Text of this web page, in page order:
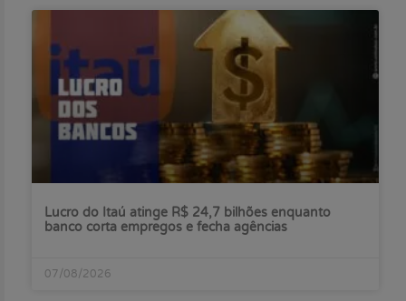
Lucro do Itaú atinge R$ 24,7 bilhões enquanto
banco corta empregos e fecha agências
07/08/2026